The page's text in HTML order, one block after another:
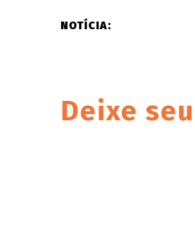
NOTÍCIA:
Deixe